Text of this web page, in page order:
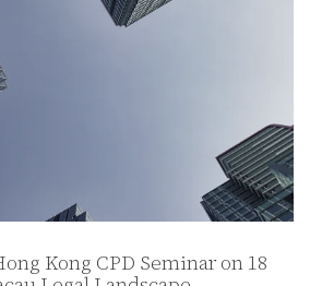
Kong CPD Seminar on 18